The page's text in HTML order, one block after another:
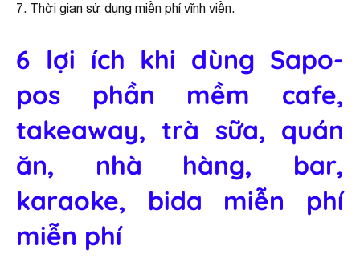
7. Thời gian sử dụng miễn phí vĩnh viễn.
6 lợi ích khi dùng Sapo-
pos phần mềm cafe,
takeaway, trà sữa, quán
ăn, nhà hàng, bar,
karaoke, bida miễn phí
miễn phí